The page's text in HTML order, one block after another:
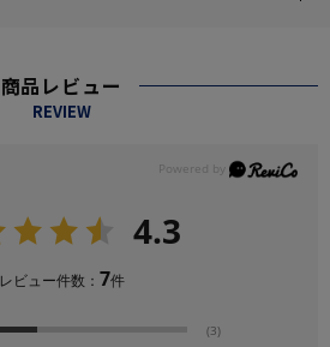
商品レビュー
REVIEW
4.3
レビュー件数： 7件
(3)